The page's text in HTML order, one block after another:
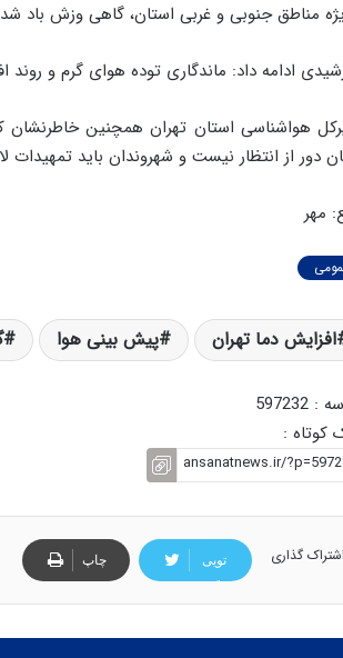
مناطق جنوبی و غربی استان، گاهی وزش باد
ادامه داد: ماندگاری توده هوای گرم و روند
هواشناسی استان تهران همچنین خاطرنشان
دور از انتظار نیست و شهروندان باید تمهیدات
مهر
افزایش دما تهران پیش بینی هوا
کوتاه :
اشتراک گذاری
تویی
تر
چاپ